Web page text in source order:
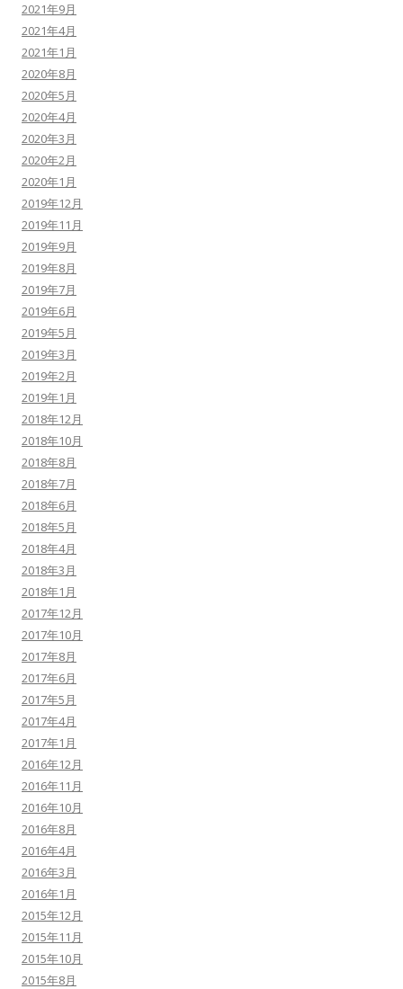
2021年9月
2021年4月
2021年1月
2020年8月
2020年5月
2020年4月
2020年3月
2020年2月
2020年1月
2019年12月
2019年11月
2019年9月
2019年8月
2019年7月
2019年6月
2019年5月
2019年3月
2019年2月
2019年1月
2018年12月
2018年10月
2018年8月
2018年7月
2018年6月
2018年5月
2018年4月
2018年3月
2018年1月
2017年12月
2017年10月
2017年8月
2017年6月
2017年5月
2017年4月
2017年1月
2016年12月
2016年11月
2016年10月
2016年8月
2016年4月
2016年3月
2016年1月
2015年12月
2015年11月
2015年10月
2015年8月